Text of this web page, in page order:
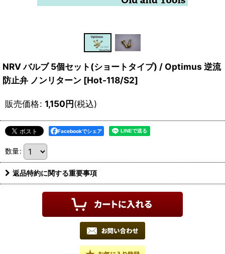
NRV バルブ 5個セット(ショートタイプ) / Optimus 逆流
防止弁 ノンリターン [Hot-118/S2]
販売価格: 1,150円(税込)
Facebookでシェア
数量:
返品特約に関する重要事項